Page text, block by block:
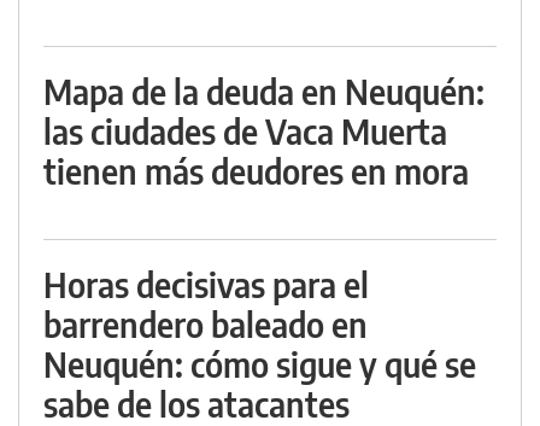
Mapa de la deuda en Neuquén:
las ciudades de Vaca Muerta
tienen más deudores en mora
Horas decisivas para el
barrendero baleado en
Neuquén: cómo sigue y qué se
sabe de los atacantes